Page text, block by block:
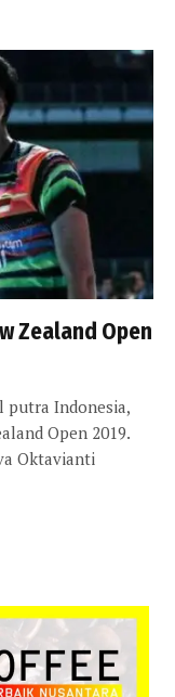
Zealand Open
putra Indonesia,
Open 2019.
Oktavianti